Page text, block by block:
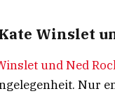
Winslet
und Ned
Nur